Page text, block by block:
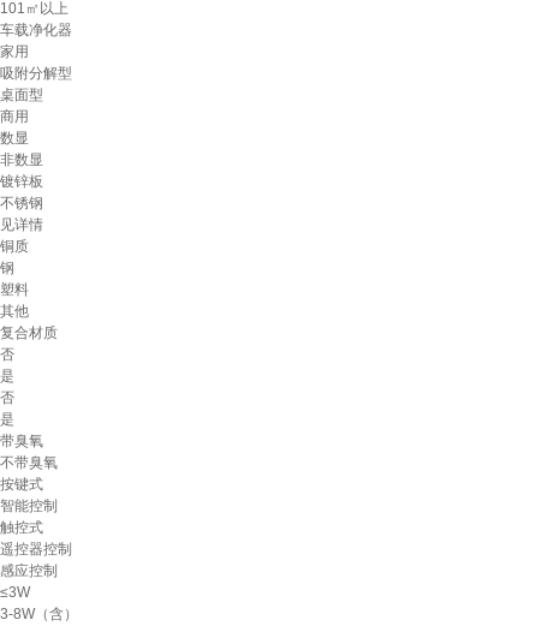
101㎡以上
车载净化器
家用
吸附分解型
桌面型
商用
数显
非数显
镀锌板
不锈钢
见详情
铜质
钢
塑料
其他
复合材质
否
是
否
是
带臭氧
不带臭氧
按键式
智能控制
触控式
遥控器控制
感应控制
≤3W
3-8W（含）